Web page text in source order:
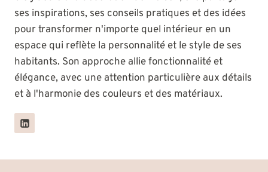
ses inspirations, ses conseils pratiques et des idées
pour transformer n'importe quel intérieur en un
espace qui reflète la personnalité et le style de ses
habitants. Son approche allie fonctionnalité et
élégance, avec une attention particulière aux détails
et à l'harmonie des couleurs et des matériaux.